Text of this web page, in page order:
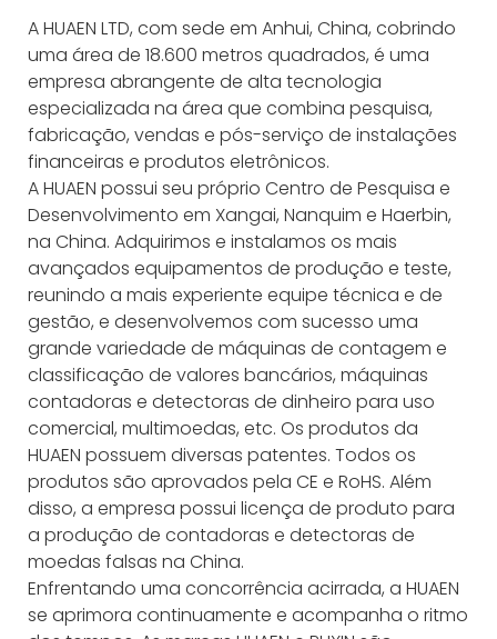
A HUAEN LTD, com sede em Anhui, China, cobrindo
uma área de 18.600 metros quadrados, é uma
empresa abrangente de alta tecnologia
especializada na área que combina pesquisa,
fabricação, vendas e pós-serviço de instalações
financeiras e produtos eletrônicos.
A HUAEN possui seu próprio Centro de Pesquisa e
Desenvolvimento em Xangai, Nanquim e Haerbin,
na China. Adquirimos e instalamos os mais
avançados equipamentos de produção e teste,
reunindo a mais experiente equipe técnica e de
gestão, e desenvolvemos com sucesso uma
grande variedade de máquinas de contagem e
classificação de valores bancários, máquinas
contadoras e detectoras de dinheiro para uso
comercial, multimoedas, etc. Os produtos da
HUAEN possuem diversas patentes. Todos os
produtos são aprovados pela CE e RoHS. Além
disso, a empresa possui licença de produto para
a produção de contadoras e detectoras de
moedas falsas na China.
Enfrentando uma concorrência acirrada, a HUAEN
se aprimora continuamente e acompanha o ritmo